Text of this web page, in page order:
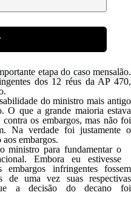
etapa do caso mensalão.
dos 12 réus da AP 470,
do ministro mais antigo
O que a grande maioria estava
os embargos, mas não foi
Na verdade foi justamente o
embargos.
ministro para fundamentar o
Embora eu estivesse
infringentes fossem
de uma vez suas respectivas
a decisão do decano foi